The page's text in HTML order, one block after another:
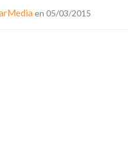
en 05/03/2015